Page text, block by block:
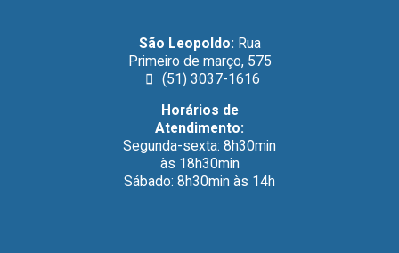
São Leopoldo: Rua
Primeiro de março, 575
(51) 3037-1616
Horários de
Atendimento:
Segunda-sexta: 8h30min
às 18h30min
Sábado: 8h30min às 14h